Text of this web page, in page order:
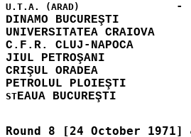
U.T.A. (ARAD)
-
DINAMO BUCUREŞTI
UNIVERSITATEA
C.F.R. CLUJ-NAPOCA
JIUL PETROŞANI
CRIŞUL ORADEA
ST